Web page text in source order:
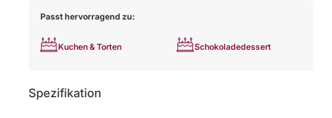
Passt hervorragend zu:
Kuchen & Torten Schokoladedessert
Spezifikation